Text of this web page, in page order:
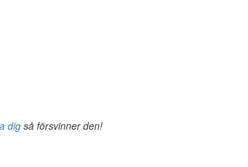
digså försvinner den!